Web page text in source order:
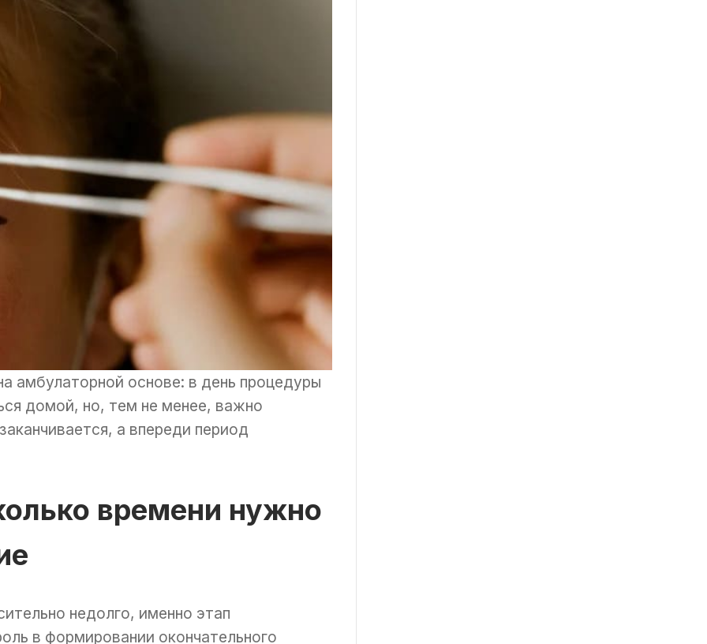
амбулаторной основе: в день процедуры
домой, но, тем не менее, важно
а впереди период
времени нужно
недолго, именно этап
в формировании окончательного